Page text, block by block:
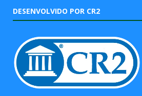
DESENVOLVIDO POR CR2